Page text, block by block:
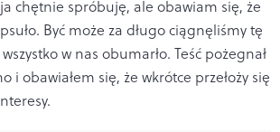
chętnie spróbuję, ale obawiam się, że
Być może za długo ciągnęliśmy tę
w nas obumarło. Teść pożegnał
i obawiałem się, że wkrótce przełoży się